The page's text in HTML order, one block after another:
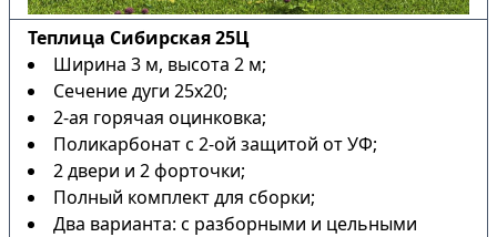
Теплица Сибирская 25Ц
Ширина 3 м, высота 2 м;
Сечение дуги 25х20;
2-ая горячая оцинковка;
Поликарбонат с 2-ой защитой от УФ;
2 двери и 2 форточки;
Полный комплект для сборки;
Два варианта: с разборными и цельными